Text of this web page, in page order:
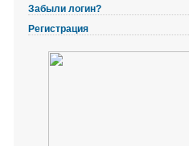
Забыли логин?
Регистрация